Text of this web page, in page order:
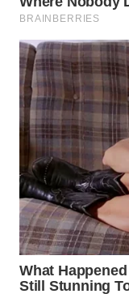
TAPANULI
TENGAH
WN DELI
SERDANG
WN
TEBING
TINGGI
WN
PAKPAK